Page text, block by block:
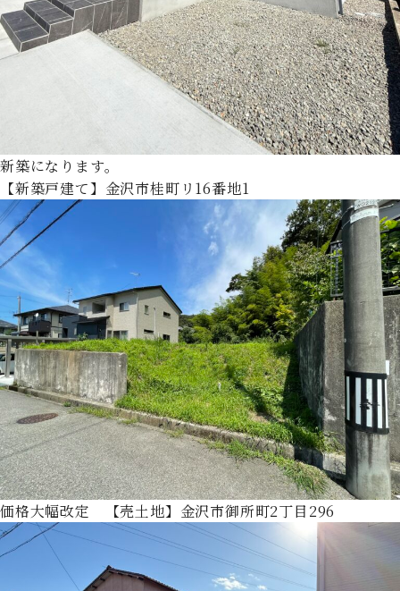
新築になります。
【新築戸建て】金沢市桂町リ16番地1
価格大幅改定 【売土地】金沢市御所町2丁目296